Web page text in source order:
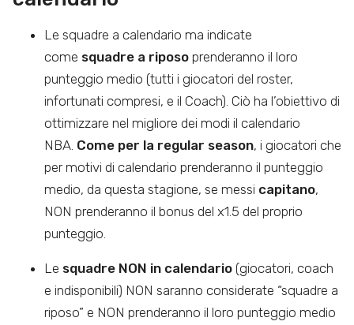
Le squadre a calendario ma indicate
come squadre a riposo prenderanno il loro
punteggio medio (tutti i giocatori del roster,
infortunati compresi, e il Coach). Ciò ha l’obiettivo di
ottimizzare nel migliore dei modi il calendario
NBA. Come per la regular season, i giocatori che
per motivi di calendario prenderanno il punteggio
medio, da questa stagione, se messi capitano,
NON prenderanno il bonus del x1.5 del proprio
punteggio.
Le squadre NON in calendario (giocatori, coach
e indisponibili) NON saranno considerate “squadre a
riposo” e NON prenderanno il loro punteggio medio